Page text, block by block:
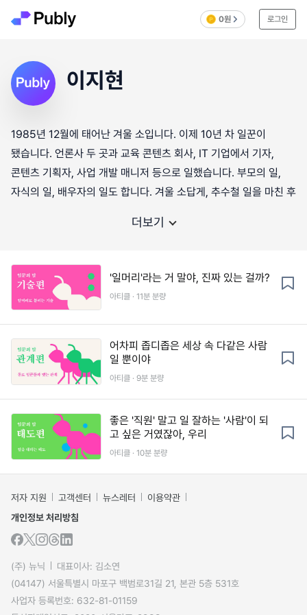
0원 로그인
이지현
1985년 12월에 태어난 겨울 소입니다. 이제 10년 차 일꾼이
됐습니다. 언론사 두 곳과 교육 콘텐츠 회사, IT 기업에서 기자,
콘텐츠 기획자, 사업 개발 매니저 등으로 일했습니다. 부모의 일,
자식의 일, 배우자의 일도 합니다. 겨울 소답게, 추수철 일을 마친 후
더보기
'일머리'라는 거 말야, 진짜 있는 걸까?
아티클 · 11분 분량
어차피 좁디좁은 세상 속 다같은 사람
일 뿐이야
아티클 · 9분 분량
좋은 '직원' 말고 일 잘하는 '사람'이 되
고 싶은 거였잖아, 우리
아티클 · 10분 분량
저자 지원 고객센터 뉴스레터
이용약관
개인정보 처리방침
(주) 뉴닉
대표이사: 김소연
(04147) 서울특별시 마포구 백범로31길 21, 본관 5층 531호
사업자 등록번호: 632-81-01159